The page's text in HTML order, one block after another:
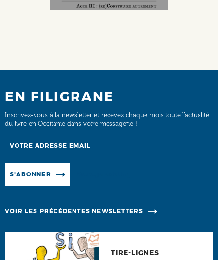
EN FILIGRANE
Inscrivez-vous à la newsletter et recevez chaque mois toute l’actualité
du livre en Occitanie dans votre messagerie !
S'ABONNER
VOIR LES PRÉCÉDENTES NEWSLETTERS
TIRE-LIGNES